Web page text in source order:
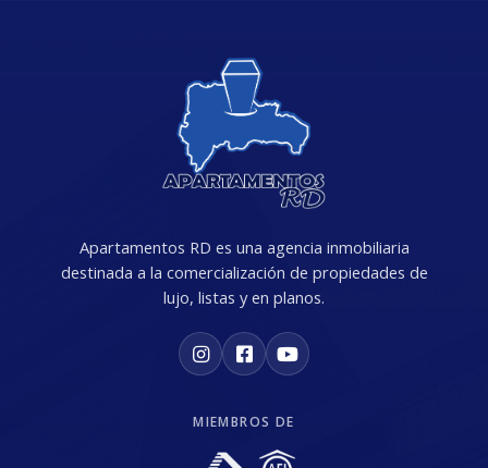
Apartamentos RD es una agencia inmobiliaria
destinada a la comercialización de propiedades de
lujo, listas y en planos.
MIEMBROS DE